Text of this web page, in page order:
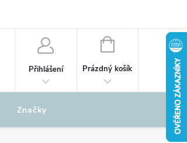
Přihlášení
NÁKUPNÍ
Prázdný košík
Značky